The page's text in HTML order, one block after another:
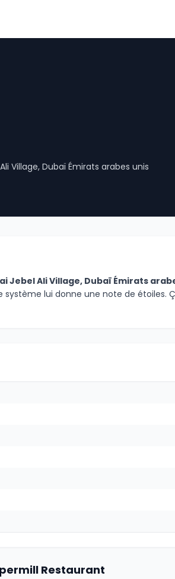
Village, Dubaï Émirats arabes unis
Jebel Ali Village, Dubaï Émirats
système lui donne une note de étoiles.
Restaurant